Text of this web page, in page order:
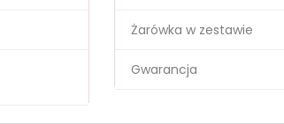
Żarówka w zestawie
Gwarancja